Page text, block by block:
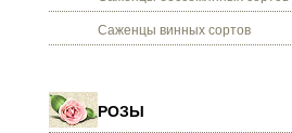
Саженцы винных сортов
РОЗЫ